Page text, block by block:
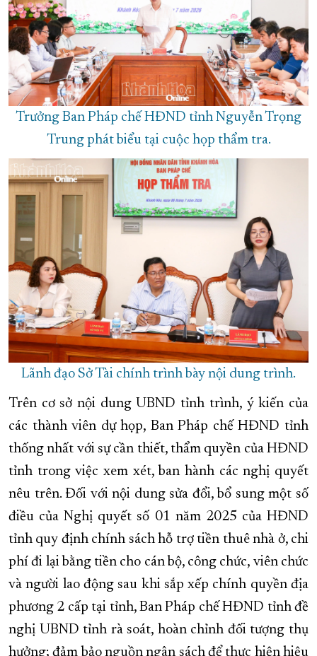
Trưởng Ban Pháp chế HĐND tỉnh Nguyễn Trọng
Trung phát biểu tại cuộc họp thẩm tra.
Lãnh đạo Sở Tài chính trình bày nội dung trình.
Trên cơ sở nội dung UBND tỉnh trình, ý kiến của
các thành viên dự họp, Ban Pháp chế HĐND tỉnh
thống nhất với sự cần thiết, thẩm quyền của HĐND
tỉnh trong việc xem xét, ban hành các nghị quyết
nêu trên. Đối với nội dung sửa đổi, bổ sung một số
điều của Nghị quyết số 01 năm 2025 của HĐND
tỉnh quy định chính sách hỗ trợ tiền thuê nhà ở, chi
phí đi lại bằng tiền cho cán bộ, công chức, viên chức
và người lao động sau khi sắp xếp chính quyền địa
phương 2 cấp tại tỉnh, Ban Pháp chế HĐND tỉnh đề
nghị UBND tỉnh rà soát, hoàn chỉnh đối tượng thụ
hưởng; đảm bảo nguồn ngân sách để thực hiện hiệu